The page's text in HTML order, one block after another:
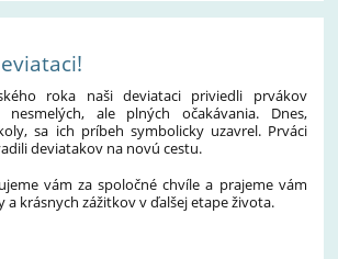
roka naši deviataci priviedli prvákov
ale plných očakávania. Dnes,
sa ich príbeh symbolicky uzavrel. Prváci
deviatakov na novú cestu.
vám za spoločné chvíle a prajeme vám
a krásnych zážitkov v ďalšej etape života.